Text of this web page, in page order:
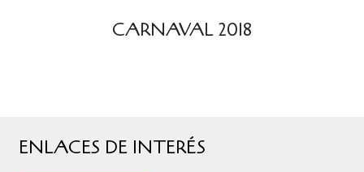
CARNAVAL 2018
ENLACES DE INTERÉS